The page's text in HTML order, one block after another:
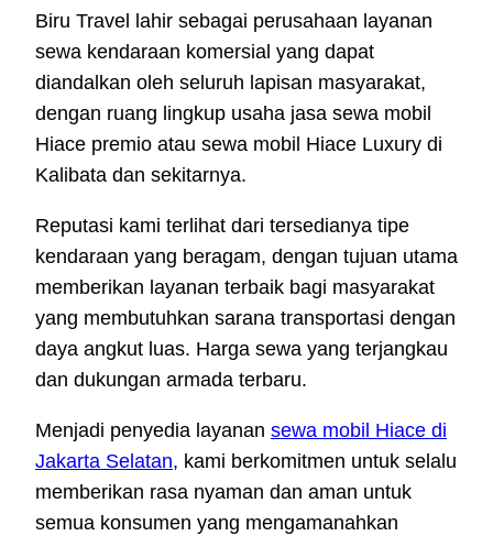
Biru Travel lahir sebagai perusahaan layanan
sewa kendaraan komersial yang dapat
diandalkan oleh seluruh lapisan masyarakat,
dengan ruang lingkup usaha jasa sewa mobil
Hiace premio atau sewa mobil Hiace Luxury di
Kalibata dan sekitarnya.
Reputasi kami terlihat dari tersedianya tipe
kendaraan yang beragam, dengan tujuan utama
memberikan layanan terbaik bagi masyarakat
yang membutuhkan sarana transportasi dengan
daya angkut luas. Harga sewa yang terjangkau
dan dukungan armada terbaru.
Menjadi penyedia layanan sewa mobil Hiace di
Jakarta Selatan, kami berkomitmen untuk selalu
memberikan rasa nyaman dan aman untuk
semua konsumen yang mengamanahkan